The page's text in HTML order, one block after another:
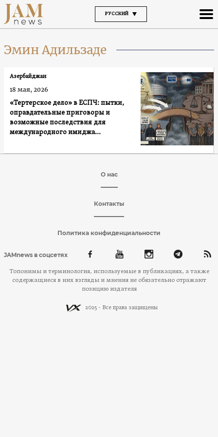
РУССКИЙ
Эмин Адильзаде
«Тертерское дело» в ЕСПЧ: пытки,
оправдательные приговоры и
возможные последствия для
международного имиджа
Азербайджан
18 мая, 2026
О нас
Контакты
Политика конфиденциальности
JAMnews в соцсетях
Топонимы и терминология, используемые в публикациях, а также
содержащиеся в них взгляды и мнения не обязательно отражают
позицию издателя
2025 - Все права защищены